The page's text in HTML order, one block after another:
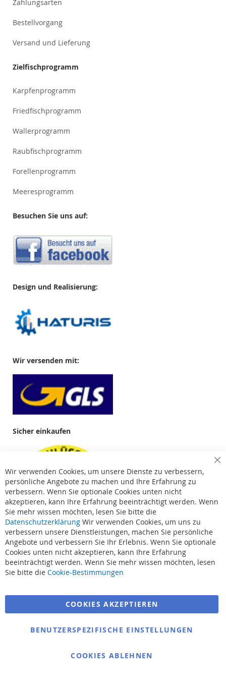
Zahlungsarten
Bestellvorgang
Versand und Lieferung
Zielfischprogramm
Karpfenprogramm
Friedfischprogramm
Wallerprogramm
Raubfischprogramm
Forellenprogramm
Meeresprogramm
Besuchen Sie uns auf:
Design und Realisierung:
Wir versenden mit:
Sicher einkaufen
Suchbegriffe
Bestellungen und Rücksendungen
Kontaktieren Sie uns
Cookie Einstellungen
Wir verwenden Cookies, um unsere Dienste zu verbessern,
persönliche Angebote zu machen und Ihre Erfahrung zu
verbessern. Wenn Sie optionale Cookies unten nicht
akzeptieren, kann Ihre Erfahrung beeinträchtigt werden. Wenn
Sie mehr wissen möchten, lesen Sie bitte die
Datenschutzerklärung Wir verwenden Cookies, um uns zu
verbessern unsere Dienstleistungen, machen Sie persönliche
Angebote und verbessern Sie Ihr Erlebnis. Wenn Sie optionale
Cookies unten nicht akzeptieren, kann Ihre Erfahrung
beeinträchtigt werden. Wenn Sie mehr wissen möchten, lesen
Sie bitte die Cookie-Bestimmungen
COOKIES AKZEPTIEREN
BENUTZERSPEZIFISCHE EINSTELLUNGEN
COOKIES ABLEHNEN